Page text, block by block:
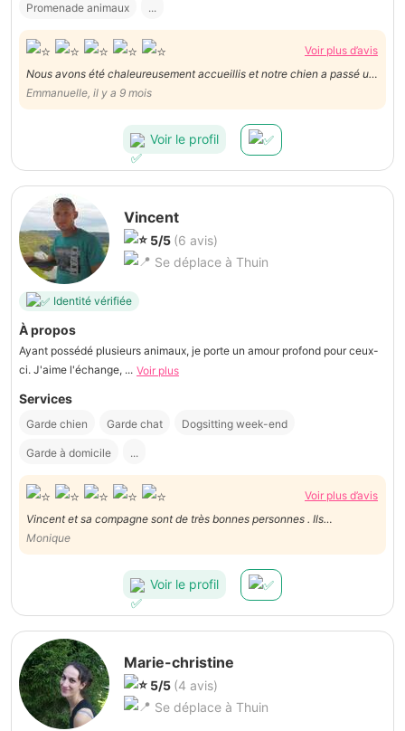
Promenade animaux ...
Voir plus d’avis
Nous avons été chaleureusement accueillis et notre chien a passé un
excellent séjour. Il était comme chez lui et entouré d’affection. Encore
mille mercis
Emmanuelle, il y a 9 mois
Voir le profil
Vincent
5/5 (6 avis)
Se déplace à Thuin
Identité vérifiée
À propos
Ayant possédé plusieurs animaux, je porte un amour profond pour ceux-
ci. J'aime l'échange, ... Voir plus
Services
Garde chien Garde chat Dogsitting week-end
Garde à domicile ...
Voir plus d’avis
Vincent et sa compagne sont de très bonnes personnes . Ils
s'occupent très bien de nos compagnons à quatre pattes, ils ont
même eu droit à leurs biscuits à l'occasion de la fête de Saint Nicolas.
Pension de famille PARFAITE ! ⅞
Monique
Voir le profil
Marie-christine
5/5 (4 avis)
Se déplace à Thuin